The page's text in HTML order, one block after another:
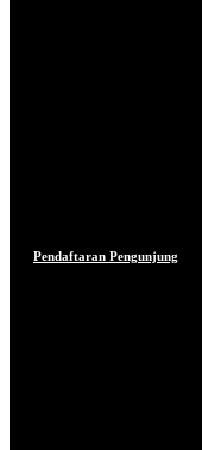
Pendaftaran Pengunjung